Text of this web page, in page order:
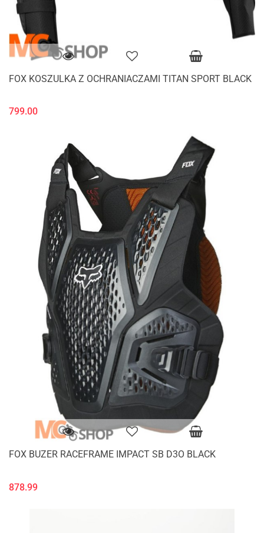
FOX KOSZULKA Z OCHRANIACZAMI TITAN SPORT BLACK
799.00
FOX BUZER RACEFRAME IMPACT SB D3O BLACK
878.99